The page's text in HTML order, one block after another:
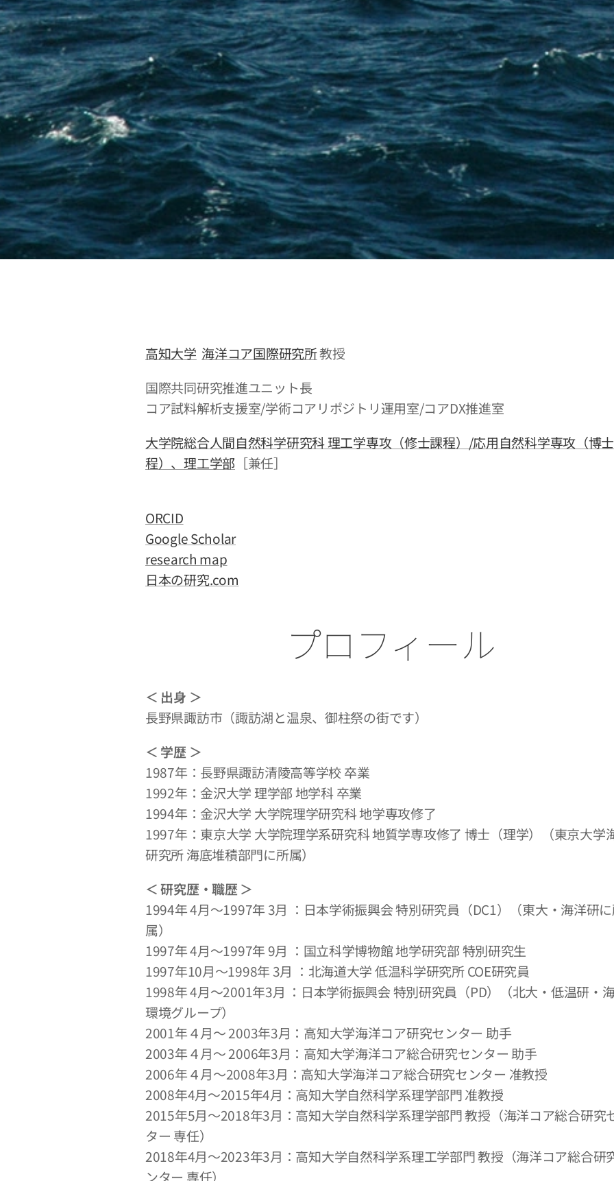
高知大学 海洋コア国際研究所教授
国際共同研究推進ユニット長
コア試料解析支援室/学術コアリポジトリ運用室/コアDX推進室
大学院総合人間自然科学研究科 理工学専攻（修士課程）/応用自然科学専攻（博
程）、理工学部 ［兼任］
ORCID
Google Scholar
research map
日本の研究.com
プロフィール
＜ 出身 ＞
長野県諏訪市（諏訪湖と温泉、御柱祭の街です）
＜ 学歴 ＞
1987年：長野県諏訪清陵高等学校 卒業
1992年：金沢大学 理学部 地学科 卒業
1994年：金沢大学 大学院理学研究科 地学専攻修了
1997年：東京大学 大学院理学系研究科 地質学専攻修了 博士（理学）（東京大学
研究所 海底堆積部門に所属）
＜ 研究歴・職歴 ＞
1994年 4月～1997年 3月 ：日本学術振興会 特別研究員（DC1）（東大・海洋研
属）
1997年 4月～1997年 9月 ：国立科学博物館 地学研究部 特別研究生
1997年10月～1998年 3月 ：北海道大学 低温科学研究所 COE研究員
1998年 4月～2001年3月 ：日本学術振興会 特別研究員（PD）（北大・低温研・
環境グループ）
2001年４月～ 2003年3月：高知大学海洋コア研究センター 助手
2003年４月～ 2006年3月：高知大学海洋コア総合研究センター 助手
2006年４月～2008年3月：高知大学海洋コア総合研究センター 准教授
2008年4月～2015年4月：高知大学自然科学系理学部門 准教授
2015年5月～2018年3月：高知大学自然科学系理学部門 教授（海洋コア総合研究
ター 専任）
2018年4月～2023年3月：高知大学自然科学系理工学部門 教授（海洋コア総合研
ンター 専任）